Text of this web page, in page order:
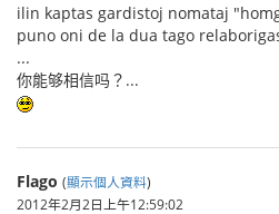
ilin kaptas gardistoj nomataj
puno oni de la dua tago
...
你能够相信吗？...
Flago (顯示個人資料)
2012年2月2日上午12:59:02